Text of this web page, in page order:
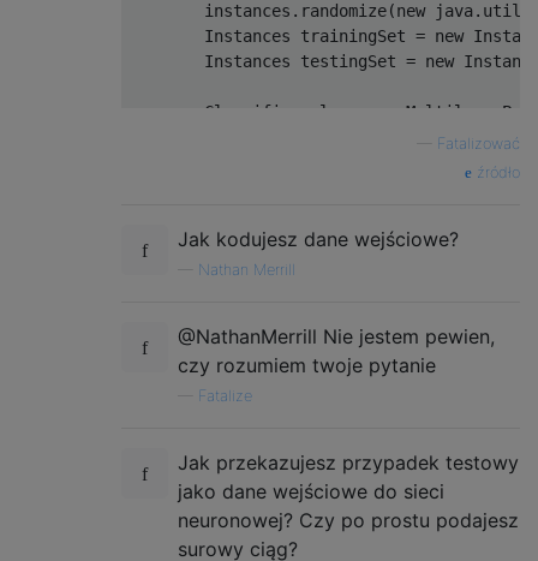
instances.randomize(new
Instances trainingSet = new
Instances testingSet = new
Classifier mlp = new
((MultilayerPerceptron)
((MultilayerPerceptron)
            // Test phase
System.out.println("###
            System.out.println();
System.out.println("### TEST
Evaluation test2 = new
Fatalizować
źródło
Jak kodujesz dane wejściowe?
Nathan Merrill
@NathanMerrill Nie jestem pewien,
czy rozumiem twoje pytanie
Fatalize
Jak przekazujesz przypadek testowy
jako dane wejściowe do sieci
neuronowej? Czy po prostu podajesz
surowy ciąg?